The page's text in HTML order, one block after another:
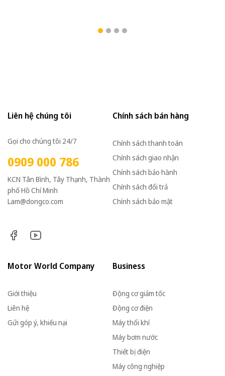
Liên hệ chúng tôi
Gọi cho chúng tôi 24/7
0909 000 786
KCN Tân Bình, Tây Thạnh, Thành
phố Hồ Chí Minh
Lam@dongco.com
Chính sách bán hàng
Chính sách thanh toán
Chính sách giao nhận
Chính sách bảo hành
Chính sách đổi trả
Chính sách bảo mật
Motor World Company
Giới thiệu
Liên hệ
Gửi góp ý, khiếu nại
Business
Động cơ giảm tốc
Động cơ điện
Máy thổi khí
Máy bơm nước
Thiết bị điện
Máy công nghiệp